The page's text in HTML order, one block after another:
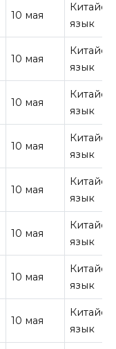
10 мая
язык
10 мая
язык
10 мая
язык
10 мая
язык
10 мая
язык
10 мая
язык
10 мая
язык
10 мая
язык